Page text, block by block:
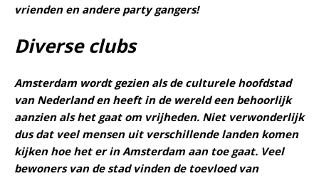
vrienden en andere party gangers!
Diverse clubs
Amsterdam wordt gezien als de culturele hoofdstad
van Nederland en heeft in de wereld een behoorlijk
aanzien als het gaat om vrijheden. Niet verwonderlijk
dus dat veel mensen uit verschillende landen komen
kijken hoe het er in Amsterdam aan toe gaat. Veel
bewoners van de stad vinden de toevloed van